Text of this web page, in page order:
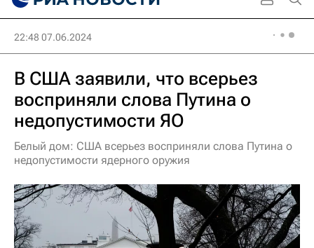
22:48 07.06.2024
В США заявили, что всерьез
восприняли слова Путина о
недопустимости ЯО
Белый дом: США всерьез восприняли слова Путина о
недопустимости ядерного оружия